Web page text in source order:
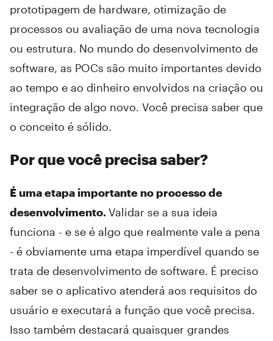
prototipagem de hardware, otimização de
processos ou avaliação de uma nova tecnologia
ou estrutura. No mundo do desenvolvimento de
software, as POCs são muito importantes devido
ao tempo e ao dinheiro envolvidos na criação ou
integração de algo novo. Você precisa saber que
o conceito é sólido.
Por que você precisa saber?
É uma etapa importante no processo de
desenvolvimento.Validar se a sua ideia
funciona - e se é algo que realmente vale a pena
- é obviamente uma etapa imperdível quando se
trata de desenvolvimento de software. É preciso
saber se o aplicativo atenderá aos requisitos do
usuário e executará a função que você precisa.
Isso também destacará quaisquer grandes